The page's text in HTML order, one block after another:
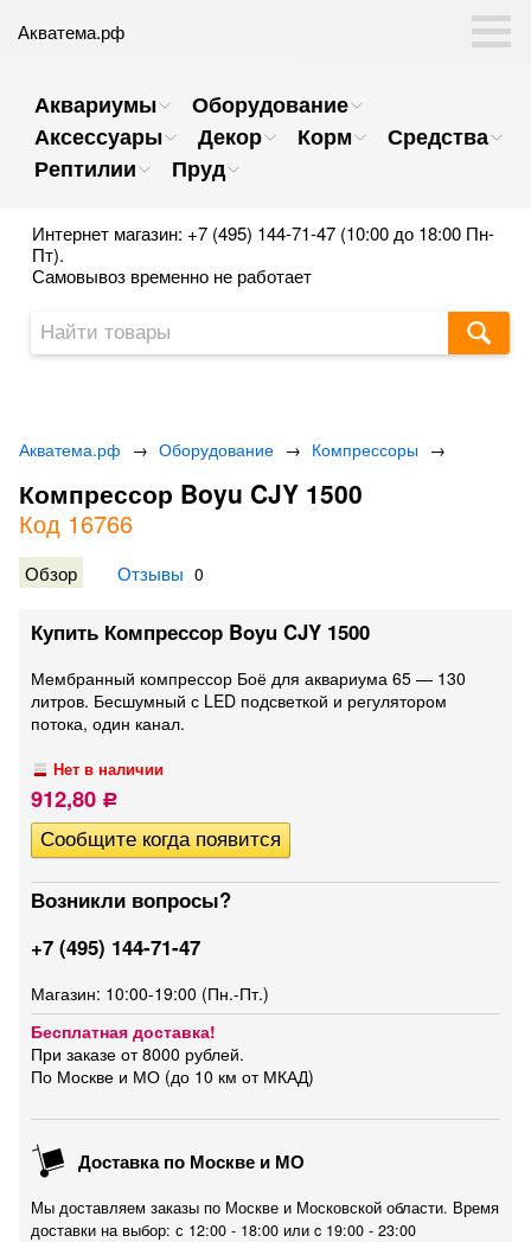
Акватема.рф
Аквариумы
Оборудование
Аксессуары
Декор Корм
Средства
Рептилии
Пруд
Интернет магазин: +7 (495) 144-71-47 (10:00 до 18:00 Пн-
Пт).
Самовывоз временно не работает
Акватема.рф → Оборудование → Компрессоры →
Компрессор Boyu CJY 1500
Код 16766
Обзор Отзывы 0
Купить Компрессор Boyu CJY 1500
Мембранный компрессор Боё для аквариума 65 — 130
литров. Бесшумный с LED подсветкой и регулятором
потока, один канал.
Нет в наличии
912,80 Р
Возникли вопросы?
+7 (495) 144-71-47
Магазин: 10:00-19:00 (Пн.-Пт.)
Бесплатная доставка!
При заказе от 8000 рублей.
По Москве и МО (до 10 км от МКАД)
Доставка по Москве и МО
Мы доставляем заказы по Москве и Московской области. Время
доставки на выбор: с 12:00 - 18:00 или c 19:00 - 23:00